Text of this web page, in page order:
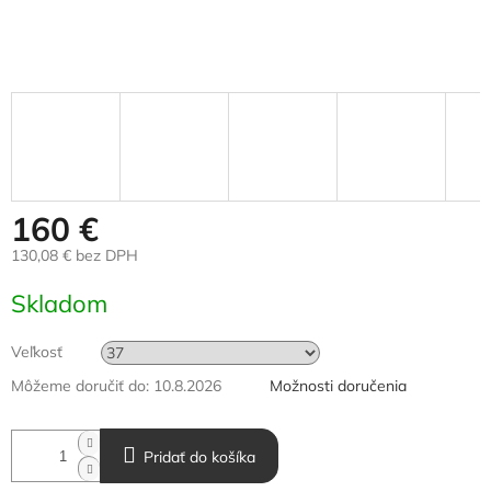
160 €
130,08 € bez DPH
cena:
Skladom
Veľkosť
Môžeme doručiť do: 10.8.2026 Možnosti doručenia
Pridať do košíka